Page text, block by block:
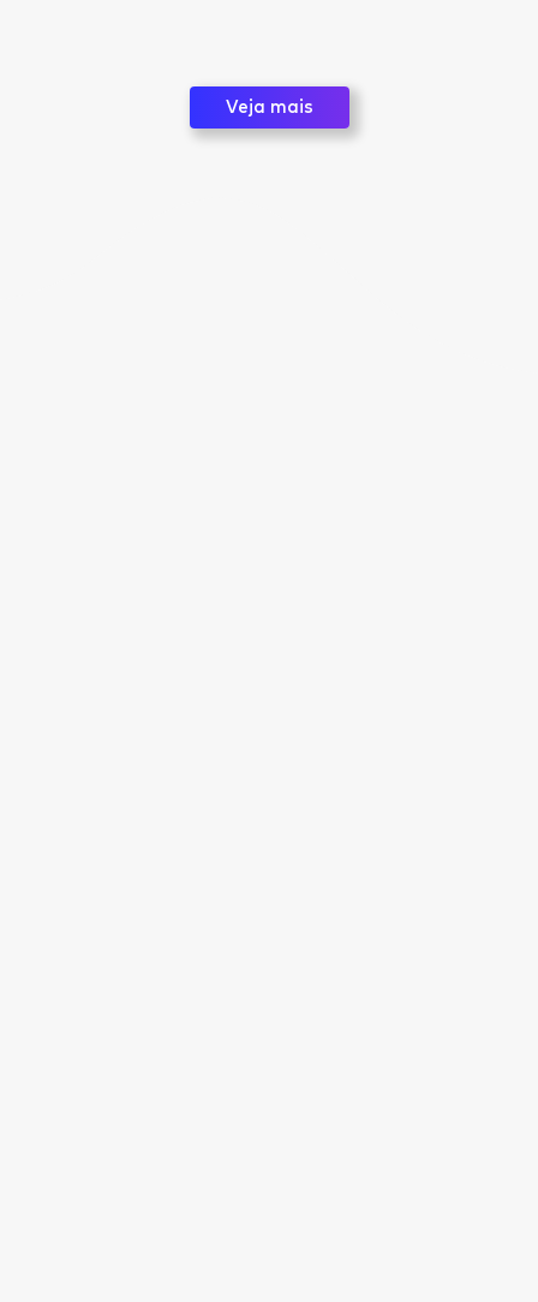
Veja mais